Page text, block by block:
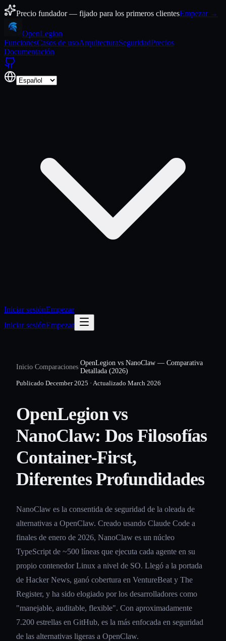
Ir al contenido
Precio fundador — fijado para los primeros clientesEmpezar →
OpenLegion
FuncionesCasos de usoArquitecturaSeguridadPrecios
Documentación
Iniciar sesiónEmpezar
Iniciar sesiónEmpezar
Inicio/Comparaciones/
OpenLegion vs NanoClaw — Comparativa
Detallada (2026)
Publicado December 2025 · Actualizado March 2026
OpenLegion vs
NanoClaw: Dos Filosofías
Container-First,
Diferentes Profundidades
NanoClaw es la consentida de seguridad de la oleada de
alternativas a OpenClaw. Creado usando Claude Code a
finales de enero de 2026, NanoClaw es un núcleo
TypeScript de ~500 líneas que ejecuta cada agente en su
propio contenedor Linux a nivel de SO. Llegó a la portada
de Hacker News, ganó cobertura en VentureBeat y The
Register, y ha sido elogiado por los desarrolladores como
"manejable, auditable, flexible". Con aproximadamente
7.200 estrellas en GitHub, es la más enfocada en seguridad
de las alternativas ligeras a OpenClaw.